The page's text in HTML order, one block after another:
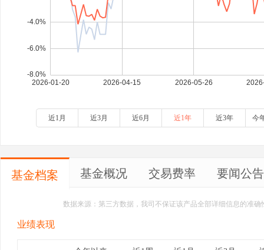
近1月 近3月 近6月 近1年 近3年 今
基金档案 基金概况 交易费率 要闻公告
数据来源：第三方数据，我司不保证该产品全部详细信息的准
业绩表现